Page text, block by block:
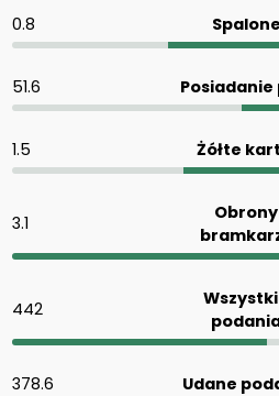
0.8 Spalone
51.6 Posiadanie
1.5 Żółte
3.1
Obrony
442
378.6 Udane